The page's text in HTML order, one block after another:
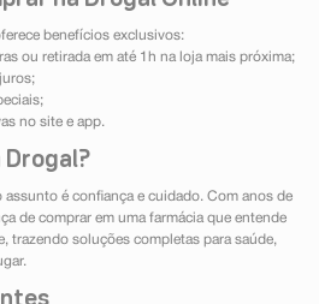
benefícios exclusivos:
ou retirada em até 1h na loja mais próxima;
no site e app.
Drogal?
assunto é confiança e cuidado. Com anos de
de comprar em uma farmácia que entende
trazendo soluções completas para saúde,